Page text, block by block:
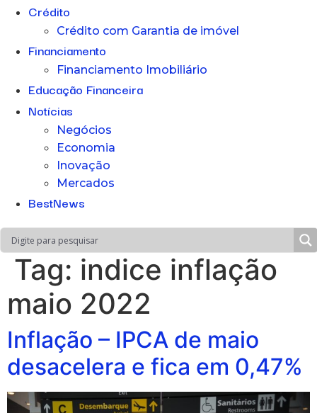
Crédito
Crédito com Garantia de imóvel
Financiamento
Financiamento Imobiliário
Educação Financeira
Notícias
Negócios
Economia
Inovação
Mercados
BestNews
Tag: indice inflação
maio 2022
Inflação – IPCA de maio
desacelera e fica em 0,47%